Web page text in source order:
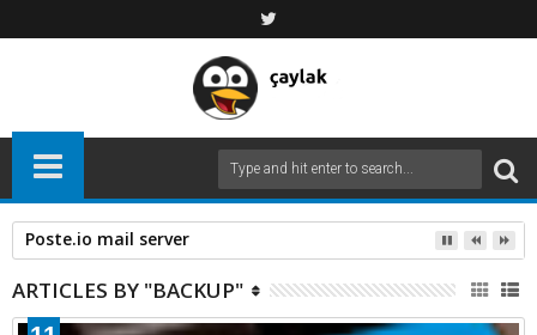
Poste.io mail server
ARTICLES BY "BACKUP"